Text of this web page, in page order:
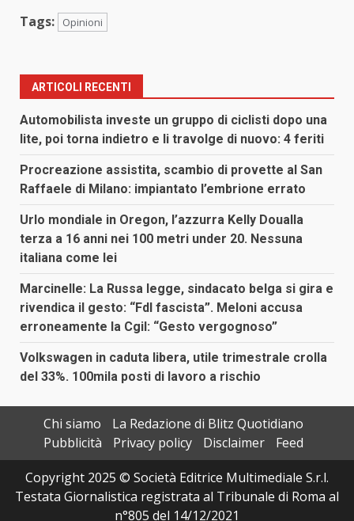
Tags: Opinioni
ARTICOLI RECENTI
Automobilista investe un gruppo di ciclisti dopo una
lite, poi torna indietro e li travolge di nuovo: 4 feriti
Procreazione assistita, scambio di provette al San
Raffaele di Milano: impiantato l’embrione errato
Urlo mondiale in Oregon, l’azzurra Kelly Doualla
terza a 16 anni nei 100 metri under 20. Nessuna
italiana come lei
Marcinelle: La Russa legge, sindacato belga si gira e
rivendica il gesto: “FdI fascista”. Meloni accusa
erroneamente la Cgil: “Gesto vergognoso”
Volkswagen in caduta libera, utile trimestrale crolla
del 33%. 100mila posti di lavoro a rischio
Chi siamo
La Redazione di Blitz Quotidiano
Pubblicità
Privacy policy Disclaimer
Feed
Copyright 2025 © Società Editrice Multimediale S.r.l.
Testata Giornalistica registrata al Tribunale di Roma al
n°805 del 14/12/2021